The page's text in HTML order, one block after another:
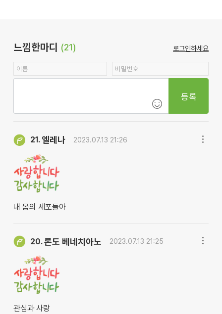
느낌한마디 (21) 로그인하세요
등록
21. 엘레나 2023.07.13 21:26
내 몸의 세포들아
20.론도 베네치아노 2023.07.13 21:25
관심과 사랑